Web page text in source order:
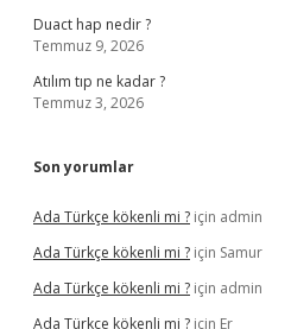
Duact hap nedir ?
Temmuz 9, 2026
Atılım tıp ne kadar ?
Temmuz 3, 2026
Son yorumlar
Ada Türkçe kökenli mi ? için admin
Ada Türkçe kökenli mi ? için Samur
Ada Türkçe kökenli mi ? için admin
Ada Türkçe kökenli mi ? için Er